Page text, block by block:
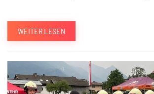
WEITER LESEN